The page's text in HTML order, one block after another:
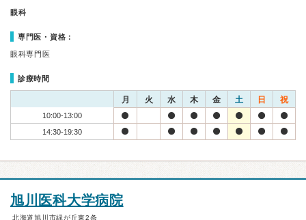
眼科
専門医・資格：
眼科専門医
診療時間
月 火 水 木 金 土 日 祝
10:00-13:00
14:30-19:30
旭川医科大学病院
北海道旭川市緑が丘東2条